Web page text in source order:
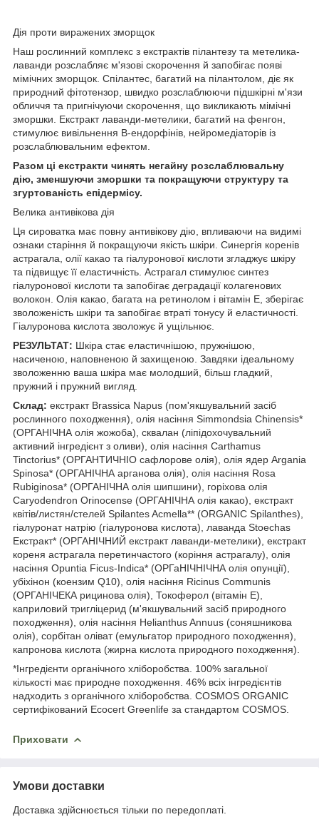
Дія проти виражених зморщок
Наш рослинний комплекс з екстрактів пілантезу та метелика-
лаванди розслабляє м'язові скорочення й запобігає появі
мімічних зморщок. Спілантес, багатий на пілантолом, діє як
природний фітотензор, швидко розслаблюючи підшкірні м'язи
обличчя та пригнічуючи скорочення, що викликають мімічні
зморшки. Екстракт лаванди-метелики, багатий на фенгон,
стимулює вивільнення B-ендорфінів, нейромедіаторів із
розслаблювальним ефектом.
Разом ці екстракти чинять негайну розслаблювальну
дію, зменшуючи зморшки та покращуючи структуру та
згуртованість епідермісу.
Велика антивікова дія
Ця сироватка має повну антивікову дію, впливаючи на видимі
ознаки старіння й покращуючи якість шкіри. Синергія коренів
астрагала, олії какао та гіалуронової кислоти згладжує шкіру
та підвищує її еластичність. Астрагал стимулює синтез
гіалуронової кислоти та запобігає деградації колагенових
волокон. Олія какао, багата на ретинолом і вітамін Е, зберігає
зволоженість шкіри та запобігає втраті тонусу й еластичності.
Гіалуронова кислота зволожує й ущільнює.
РЕЗУЛЬТАТ: Шкіра стає еластичнішою, пружнішою,
насиченою, наповненою й захищеною. Завдяки ідеальному
зволоженню ваша шкіра має молодший, більш гладкий,
пружний і пружний вигляд.
Склад: екстракт Brassica Napus (пом'якшувальний засіб
рослинного походження), олія насіння Simmondsia Chinensis*
(ОРГАНІЧНА олія жожоба), сквалан (ліпідохочувальний
активний інгредієнт з оливи), олія насіння Carthamus
Tinctorius* (ОРГАНТИЧНІО сафлорове олія), олія ядер Argania
Spinosa* (ОРГАНІЧНА арганова олія), олія насіння Rosa
Rubiginosa* (ОРГАНІЧНА олія шипшини), горіхова олія
Caryodendron Orinocense (ОРГАНІЧНА олія какао), екстракт
квітів/листян/стелей Spilantes Acmella** (ORGANIC Spilanthes),
гіалуронат натрію (гіалуронова кислота), лаванда Stoechas
Екстракт* (ОРГАНІЧНИЙ екстракт лаванди-метелики), екстракт
кореня астрагала перетинчастого (коріння астрагалу), олія
насіння Opuntia Ficus-Indica* (ОРГаНІЧНІЧНА олія опунції),
убіхінон (коензим Q10), олія насіння Ricinus Communis
(ОРГАНІЧЕКА рицинова олія), Токоферол (вітамін Е),
каприловий тригліцерид (м'якшувальний засіб природного
походження), олія насіння Helianthus Annuus (соняшникова
олія), сорбітан оліват (емульгатор природного походження),
капронова кислота (жирна кислота природного походження).
*Інгредієнти органічного хліборобства. 100% загальної
кількості має природне походження. 46% всіх інгредієнтів
надходить з органічного хліборобства. COSMOS ORGANIC
сертифікований Ecocert Greenlife за стандартом COSMOS.
Приховати
Умови доставки
Доставка здійснюється тільки по передоплаті.